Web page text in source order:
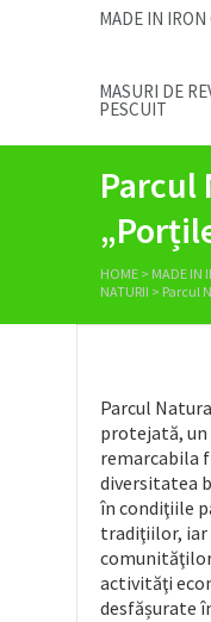
MADE IN IRON
MASURI DE
PESCUIT
Parcul
HOME > MADE IN
NATURII > Parcul
Parcul
protejată,
remarcabila
diversitatea
în condiţiile
tradiţiilor,
activităţi
desfășurate